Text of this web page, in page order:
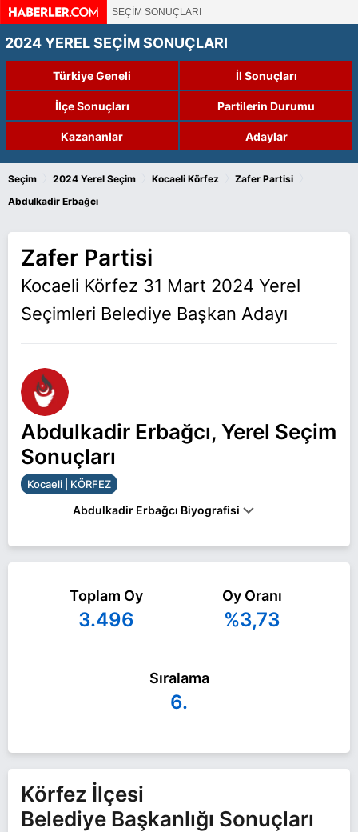
SEÇİM SONUÇLARI
2024 YEREL SEÇİM SONUÇLARI
Türkiye Geneli İl Sonuçları
İlçe Sonuçları Partilerin Durumu
Kazananlar Adaylar
Seçim 2024 Yerel Seçim Kocaeli Körfez Zafer Partisi
Abdulkadir Erbağcı
Zafer Partisi
Kocaeli Körfez 31 Mart 2024 Yerel
Seçimleri Belediye Başkan Adayı
Abdulkadir Erbağcı, Yerel Seçim
Sonuçları
Kocaeli | KÖRFEZ
Abdulkadir Erbağcı Biyografisi
başkan adayı olarak Zafer Partisi ile 31 Mart 2024
yerel seçimlerinde yarışıyor. Abdulkadir Erbağcı ile
ilgili daha fazla bilgi için
Abdulkadir Erbağcı
Toplam Oy
3.496
Oy Oranı
%3,73
Sıralama
6.
Körfez İlçesi
Belediye Başkanlığı Sonuçları